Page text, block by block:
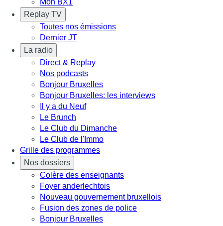
Replay TV
Toutes nos émissions
Dernier JT
La radio
Direct & Replay
Nos podcasts
Bonjour Bruxelles
Bonjour Bruxelles: les interviews
Il y a du Neuf
Le Brunch
Le Club du Dimanche
Le Club de l'Immo
Grille des programmes
Nos dossiers
Colère des enseignants
Foyer anderlechtois
Nouveau gouvernement bruxellois
Fusion des zones de police
Bonjour Bruxelles